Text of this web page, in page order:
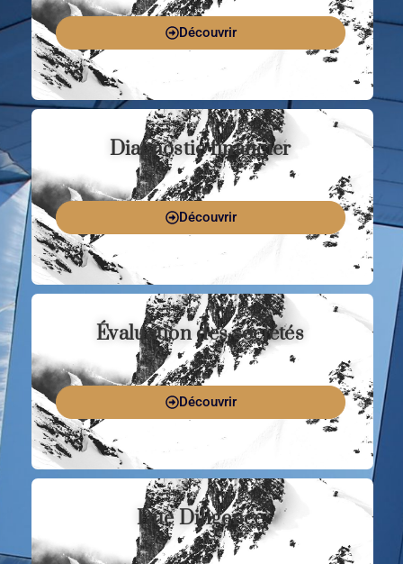
Découvrir
Diagnostic financier
Découvrir
Évaluation des sociétés
Découvrir
Due Diligence